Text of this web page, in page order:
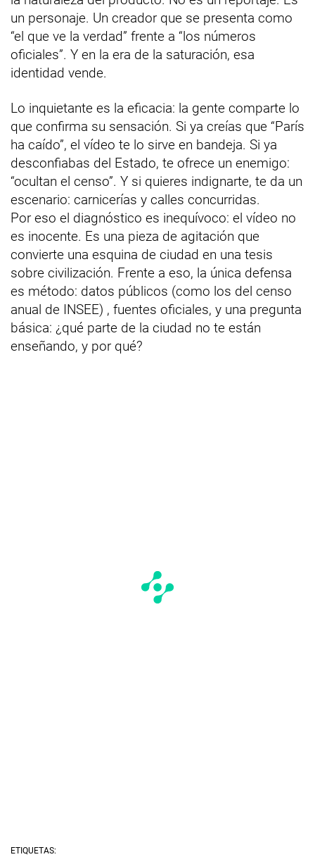
un personaje. Un creador que se presenta como
“el que ve la verdad” frente a “los números
oficiales”. Y en la era de la saturación, esa
identidad vende.
Lo inquietante es la eficacia: la gente comparte lo
que confirma su sensación. Si ya creías que “París
ha caído”, el vídeo te lo sirve en bandeja. Si ya
desconfiabas del Estado, te ofrece un enemigo:
“ocultan el censo”. Y si quieres indignarte, te da un
escenario: carnicerías y calles concurridas.
Por eso el diagnóstico es inequívoco: el vídeo no
es inocente. Es una pieza de agitación que
convierte una esquina de ciudad en una tesis
sobre civilización. Frente a eso, la única defensa
es método: datos públicos (como los del censo
anual de INSEE) , fuentes oficiales, y una pregunta
básica: ¿qué parte de la ciudad no te están
enseñando, y por qué?
ETIQUETAS: